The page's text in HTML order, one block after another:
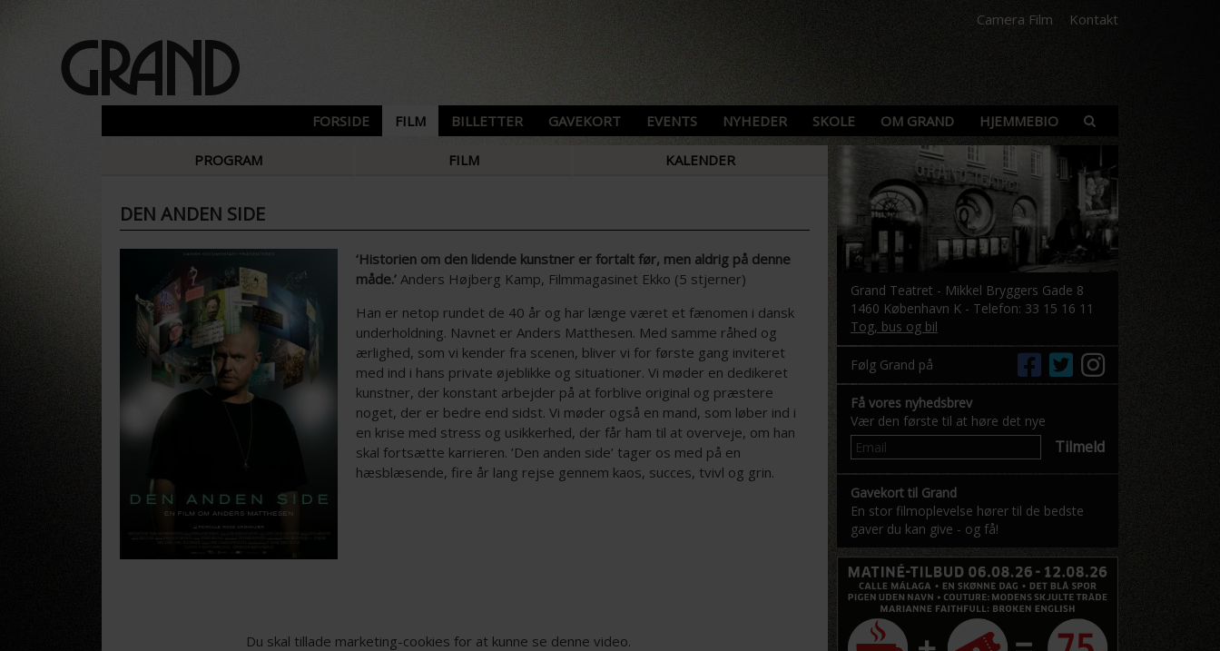
Camera Film Kontakt
FORSIDE FILM BILLETTER GAVEKORT EVENTS NYHEDER SKOLE OM GRAND HJEMMEBIO
PROGRAM FILM KALENDER
DEN ANDEN SIDE
‘Historien om den lidende kunstner er fortalt før, men aldrig på denne
måde.’Anders Højberg Kamp, Filmmagasinet Ekko (5 stjerner)
Han er netop rundet de 40 år og har længe været et fænomen i dansk
underholdning. Navnet er Anders Matthesen. Med samme råhed og
ærlighed, som vi kender fra scenen, bliver vi for første gang inviteret
med ind i hans private øjeblikke og situationer. Vi møder en dedikeret
kunstner, der konstant arbejder på at forblive original og præstere
noget, der er bedre end sidst. Vi møder også en mand, som løber ind i
en krise med stress og usikkerhed, der får ham til at overveje, om han
skal fortsætte karrieren. ’Den anden side’ tager os med på en
hæsblæsende, fire år lang rejse gennem kaos, succes, tvivl og grin.
Du skal tillade marketing-cookies for at kunne se denne video.
Grand Teatret - Mikkel Bryggers Gade 8
1460 København K - Telefon: 33 15 16 11
Tog, bus og bil
Følg Grand på
Få vores nyhedsbrev
Vær den første til at høre det nye
Tilmeld
Gavekort til Grand
En stor filmoplevelse hører til de bedste
gaver du kan give - og få!